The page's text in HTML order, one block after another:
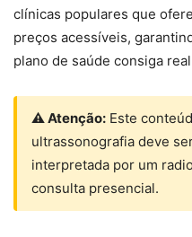
clínicas populares que
preços acessíveis,
plano de saúde consiga
⚠ Atenção: Este
ultrassonografia deve
interpretada por um
consulta presencial.